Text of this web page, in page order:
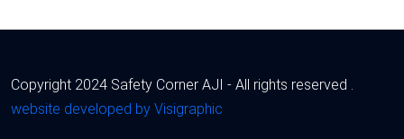
Copyright 2024 Safety Corner AJI - All rights reserved .
website developed by Visigraphic